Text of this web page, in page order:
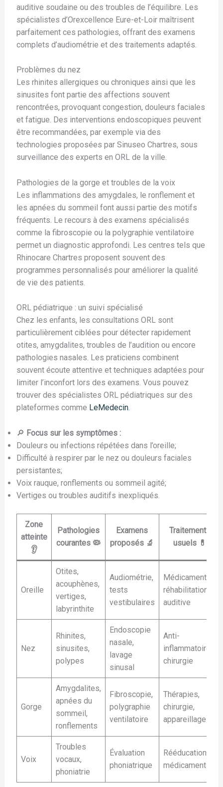
auditive soudaine ou des troubles de l’équilibre. Les
spécialistes d’Orexcellence Eure-et-Loir maîtrisent
parfaitement ces pathologies, offrant des examens
complets d’audiométrie et des traitements adaptés.
Problèmes du nez
Les rhinites allergiques ou chroniques ainsi que les
sinusites font partie des affections souvent
rencontrées, provoquant congestion, douleurs faciales
et fatigue. Des interventions endoscopiques peuvent
être recommandées, par exemple via des
technologies proposées par Sinuseo Chartres, sous
surveillance des experts en ORL de la ville.
Pathologies de la gorge et troubles de la voix
Les inflammations des amygdales, le ronflement et
les apnées du sommeil font aussi partie des motifs
fréquents. Le recours à des examens spécialisés
comme la fibroscopie ou la polygraphie ventilatoire
permet un diagnostic approfondi. Les centres tels que
Rhinocare Chartres proposent souvent des
programmes personnalisés pour améliorer la qualité
de vie des patients.
ORL pédiatrique : un suivi spécialisé
Chez les enfants, les consultations ORL sont
particulièrement ciblées pour détecter rapidement
otites, amygdalites, troubles de l’audition ou encore
pathologies nasales. Les praticiens combinent
souvent écoute attentive et techniques adaptées pour
limiter l’inconfort lors des examens. Vous pouvez
trouver des spécialistes ORL pédiatriques sur des
plateformes comme LeMedecin.
🔎 Focus sur les symptômes :
Douleurs ou infections répétées dans l’oreille;
Difficulté à respirer par le nez ou douleurs faciales
persistantes;
Voix rauque, ronflements ou sommeil agité;
Vertiges ou troubles auditifs inexpliqués.
Zone
atteinte
👂
Pathologies
courantes 🦠
Examens
proposés 🔬
Traitements
usuels 💊
Oreille
Otites,
acouphènes,
vertiges,
labyrinthite
Audiométrie,
tests
vestibulaires
Médicaments,
réhabilitation
auditive
Nez
Rhinites,
sinusites,
polypes
Endoscopie
nasale,
lavage
sinusal
Anti-
inflammatoires,
chirurgie
Gorge
Amygdalites,
apnées du
sommeil,
ronflements
Fibroscopie,
polygraphie
ventilatoire
Thérapies,
chirurgie,
appareillage
Voix
Troubles
vocaux,
phoniatrie
Évaluation
phoniatrique
Rééducation,
médicaments